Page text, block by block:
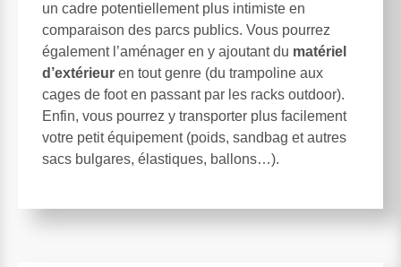
un cadre potentiellement plus intimiste en
comparaison des parcs publics. Vous pourrez
également l’aménager en y ajoutant du matériel
d’extérieur en tout genre (du trampoline aux
cages de foot en passant par les racks outdoor).
Enfin, vous pourrez y transporter plus facilement
votre petit équipement (poids, sandbag et autres
sacs bulgares, élastiques, ballons…).